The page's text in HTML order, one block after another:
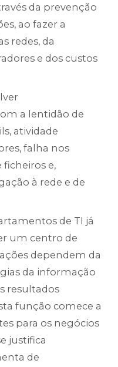
da prevenção
ao fazer a
redes, da
e dos custos
a lentidão de
atividade
falha nos
ficheiros e,
à rede e de
de TI já
um centro de
dependem da
da informação
resultados
função comece a
para os negócios
justifica
de